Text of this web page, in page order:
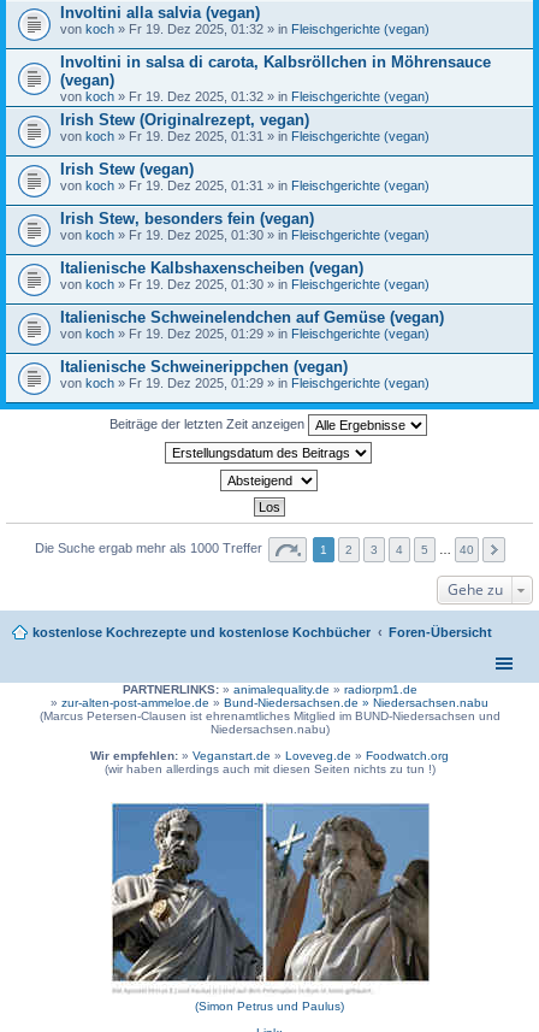
Involtini alla salvia (vegan)
von koch » Fr 19. Dez 2025, 01:32 » in Fleischgerichte (vegan)
Involtini in salsa di carota, Kalbsröllchen in Möhrensauce
(vegan)
von koch » Fr 19. Dez 2025, 01:32 » in Fleischgerichte (vegan)
Irish Stew (Originalrezept, vegan)
von koch » Fr 19. Dez 2025, 01:31 » in Fleischgerichte (vegan)
Irish Stew (vegan)
von koch » Fr 19. Dez 2025, 01:31 » in Fleischgerichte (vegan)
Irish Stew, besonders fein (vegan)
von koch » Fr 19. Dez 2025, 01:30 » in Fleischgerichte (vegan)
Italienische Kalbshaxenscheiben (vegan)
von koch » Fr 19. Dez 2025, 01:30 » in Fleischgerichte (vegan)
Italienische Schweinelendchen auf Gemüse (vegan)
von koch » Fr 19. Dez 2025, 01:29 » in Fleischgerichte (vegan)
Italienische Schweinerippchen (vegan)
von koch » Fr 19. Dez 2025, 01:29 » in Fleischgerichte (vegan)
Beiträge der letzten Zeit anzeigen
Die Suche ergab mehr als 1000 Treffer 1 2 3 4 5 … 40
Gehe zu
kostenlose Kochrezepte und kostenlose Kochbücher Foren-Übersicht
PARTNERLINKS:» animalequality.de » radiorpm1.de
» zur-alten-post-ammeloe.de » Bund-Niedersachsen.de » Niedersachsen.nabu
(Marcus Petersen-Clausen ist ehrenamtliches Mitglied im BUND-Niedersachsen und
Niedersachsen.nabu)
Wir empfehlen: » Veganstart.de » Loveveg.de » Foodwatch.org
(wir haben allerdings auch mit diesen Seiten nichts zu tun !)
(Simon Petrus und Paulus)